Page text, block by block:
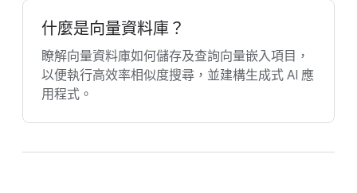
什麼是向量資料庫？
瞭解向量資料庫如何儲存及查詢向量嵌入項目，
以便執行高效率相似度搜尋，並建構生成式 AI 應
用程式。